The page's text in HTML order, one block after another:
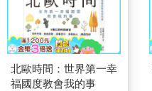
北歐時間：世界第一幸
福國度教會我的事